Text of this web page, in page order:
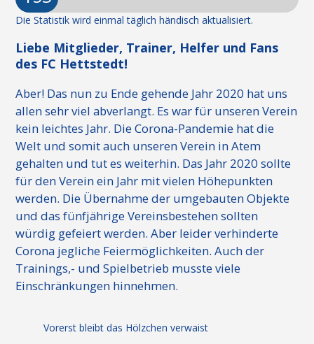
Die Statistik wird einmal täglich händisch aktualisiert.
Liebe Mitglieder, Trainer, Helfer und Fans
des FC Hettstedt!
Aber! Das nun zu Ende gehende Jahr 2020 hat uns
allen sehr viel abverlangt. Es war für unseren Verein
kein leichtes Jahr. Die Corona-Pandemie hat die
Welt und somit auch unseren Verein in Atem
gehalten und tut es weiterhin. Das Jahr 2020 sollte
für den Verein ein Jahr mit vielen Höhepunkten
werden. Die Übernahme der umgebauten Objekte
und das fünfjährige Vereinsbestehen sollten
würdig gefeiert werden. Aber leider verhinderte
Corona jegliche Feiermöglichkeiten. Auch der
Trainings,- und Spielbetrieb musste viele
Einschränkungen hinnehmen.
Vorerst bleibt das Hölzchen verwaist